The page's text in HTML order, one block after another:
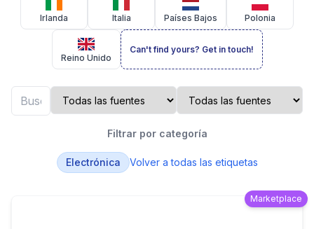
Irlanda Italia Países Bajos Polonia
Reino Unido
Can't find yours? Get in touch!
Filtrar por categoría
Electrónica Volver a todas las etiquetas
Marketplace